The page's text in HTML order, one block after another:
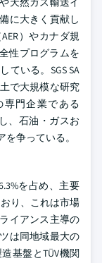
に大きく貢献し
）やカナダ規
性プログラムを
ている。SGS SA
で大規模な研究
門企業である
、石油・ガスお
争っている。
を占め、主要
り、これは市場
イアンス主導の
は同地域最大の
基盤とTÜV機関